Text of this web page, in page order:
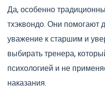
Да, особенно
тхэквондо. Они помогают
уважение к старшим и
выбирать тренера,
психологией и не
наказания.